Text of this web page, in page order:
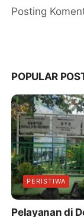
Posting
POPULAR
PERISTIWA
Pelayanan di